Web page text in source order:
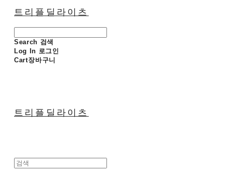
트리플딜라이츠
Search 검색
Log In 로그인
Cart장바구니
트리플딜라이츠